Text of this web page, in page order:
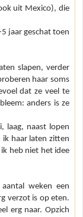
uit Mexico), die
jaar geschat toen
slapen, verder
haar soms
dat ze veel te
anders is ze
laag, naast lopen
ik haar laten zitten
heb niet het idee
weken een
verzot is op eten.
erg naar. Opzich